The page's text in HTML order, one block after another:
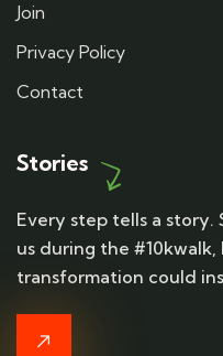
Join
Privacy Policy
Contact
Stories
Every step tells a
us during the
transformation could